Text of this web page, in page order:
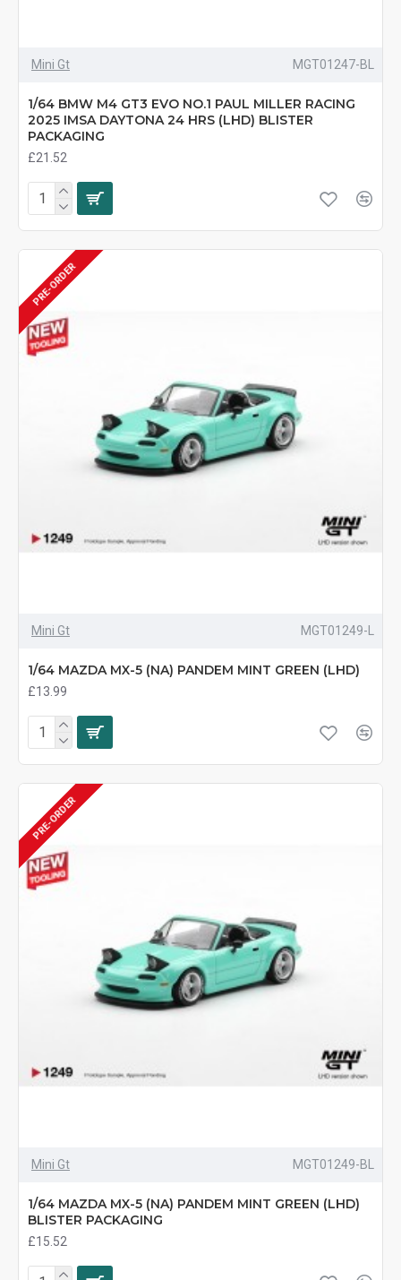
Mini Gt MGT01247-BL
1/64 BMW M4 GT3 EVO NO.1 PAUL MILLER RACING
2025 IMSA DAYTONA 24 HRS (LHD) BLISTER
PACKAGING
£21.52
PRE-ORDER
Mini Gt MGT01249-L
1/64 MAZDA MX-5 (NA) PANDEM MINT GREEN (LHD)
£13.99
PRE-ORDER
Mini Gt MGT01249-BL
1/64 MAZDA MX-5 (NA) PANDEM MINT GREEN (LHD)
BLISTER PACKAGING
£15.52